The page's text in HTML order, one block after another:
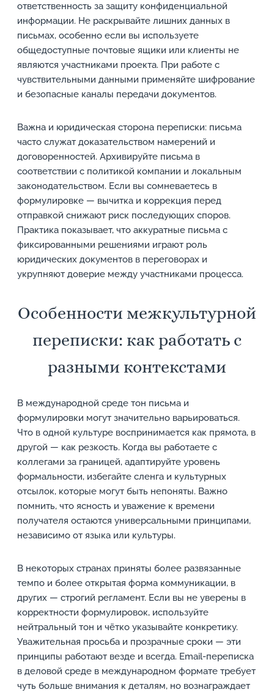
ответственность за защиту конфиденциальной
информации. Не раскрывайте лишних данных в
письмах, особенно если вы используете
общедоступные почтовые ящики или клиенты не
являются участниками проекта. При работе с
чувствительными данными применяйте шифрование
и безопасные каналы передачи документов.
Важна и юридическая сторона переписки: письма
часто служат доказательством намерений и
договоренностей. Архивируйте письма в
соответствии с политикой компании и локальным
законодательством. Если вы сомневаетесь в
формулировке — вычитка и коррекция перед
отправкой снижают риск последующих споров.
Практика показывает, что аккуратные письма с
фиксированными решениями играют роль
юридических документов в переговорах и
укрупняют доверие между участниками процесса.
Особенности межкультурной
переписки: как работать с
разными контекстами
В международной среде тон письма и
формулировки могут значительно варьироваться.
Что в одной культуре воспринимается как прямота, в
другой — как резкость. Когда вы работаете с
коллегами за границей, адаптируйте уровень
формальности, избегайте сленга и культурных
отсылок, которые могут быть непоняты. Важно
помнить, что ясность и уважение к времени
получателя остаются универсальными принципами,
независимо от языка или культуры.
В некоторых странах приняты более развязанные
темпо и более открытая форма коммуникации, в
других — строгий регламент. Если вы не уверены в
корректности формулировок, используйте
нейтральный тон и чётко указывайте конкретику.
Уважительная просьба и прозрачные сроки — эти
принципы работают везде и всегда. Email-переписка
в деловой среде в международном формате требует
чуть больше внимания к деталям, но вознаграждает